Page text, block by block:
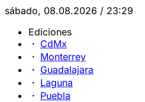
sábado, 08.08.2026 / 23:29
Ediciones
CdMx
Monterrey
Guadalajara
Laguna
Puebla